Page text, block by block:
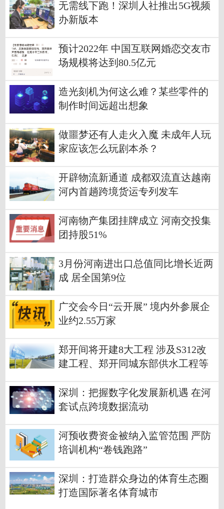
无需线下跑！深圳人社推出5G视频
办新版本
预计2022年 中国互联网婚恋交友市
场规模将达到80.5亿元
造光刻机为何这么难？某些零件的
制作时间远超出想象
做噩梦还有人走火入魔 未成年人玩
家应该怎么玩剧本杀？
开辟物流新通道 成都双流直达越南
河内首趟跨境货运专列发车
河南物产集团挂牌成立 河南交投集
团持股51%
3月份河南进出口总值同比增长近两
成 居全国第9位
广交会今日“云开展” 境内外参展企
业约2.55万家
郑开间将开建8大工程 涉及S312改
建工程、郑开同城东部供水工程等
深圳：把握数字化发展新机遇 在河
套试点跨境数据流动
河预收费资金被纳入监管范围 严防
培训机构“卷钱跑路”
深圳：打造群众身边的体育生态圈
打造国际著名体育城市